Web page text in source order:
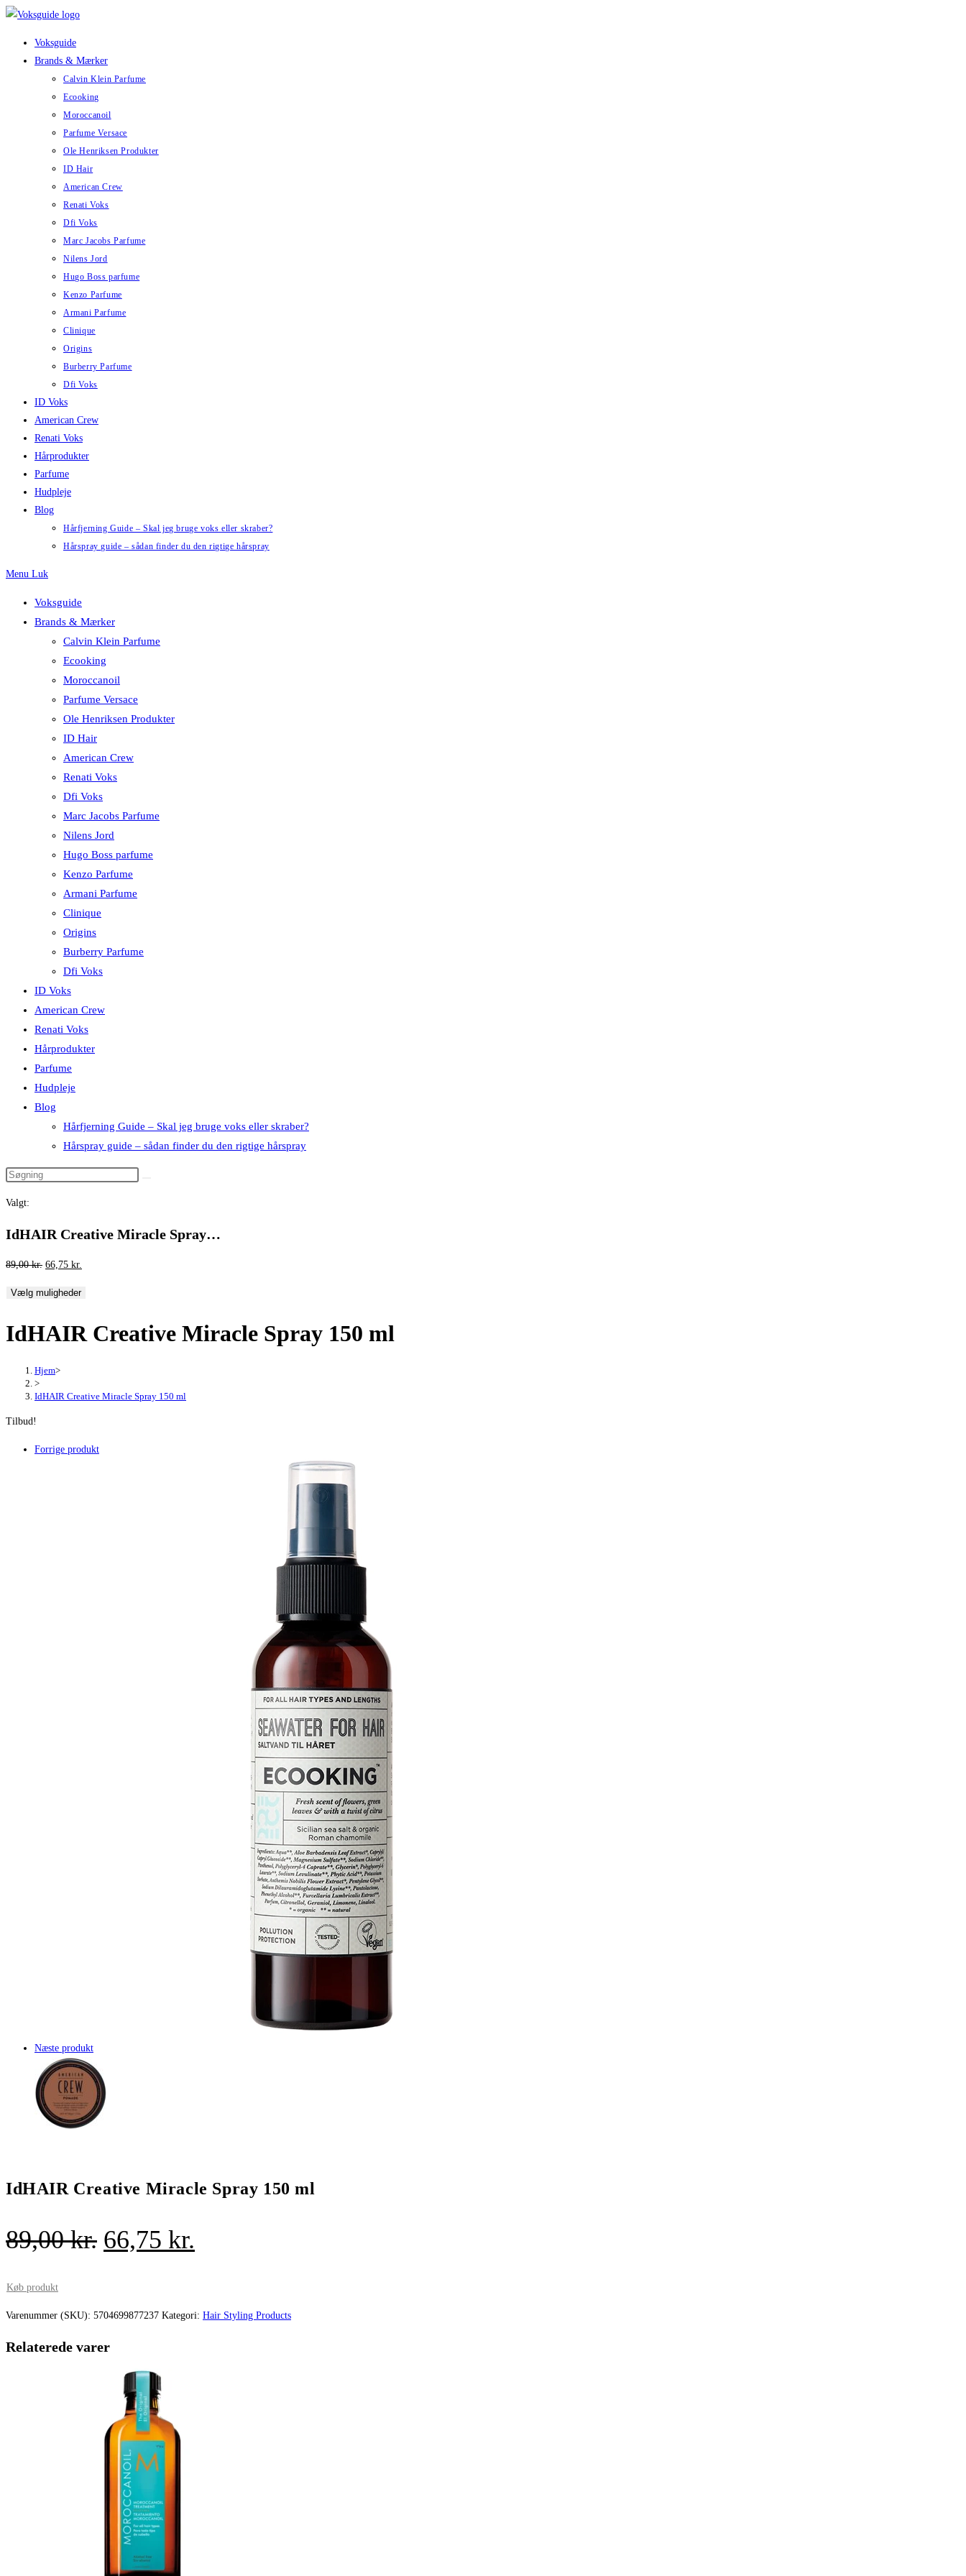
Skip
Voksguide
Brands & Mærker
Calvin Klein Parfume
Ecooking
Moroccanoil
Parfume Versace
Ole Henriksen Produkter
ID Hair
American Crew
Renati Voks
Dfi Voks
Marc Jacobs Parfume
Nilens Jord
Hugo Boss parfume
Kenzo Parfume
Armani Parfume
Clinique
Origins
Burberry Parfume
Dfi Voks
ID Voks
American Crew
Renati Voks
Hårprodukter
Parfume
Hudpleje
Blog
Hårfjerning Guide – Skal jeg bruge voks eller skraber?
Hårspray guide – sådan finder du den rigtige hårspray
Menu Luk
Voksguide
Brands & Mærker
Calvin Klein Parfume
Ecooking
Moroccanoil
Parfume Versace
Ole Henriksen Produkter
ID Hair
American Crew
Renati Voks
Dfi Voks
Marc Jacobs Parfume
Nilens Jord
Hugo Boss parfume
Kenzo Parfume
Armani Parfume
Clinique
Origins
Burberry Parfume
Dfi Voks
ID Voks
American Crew
Renati Voks
Hårprodukter
Parfume
Hudpleje
Blog
Hårfjerning Guide – Skal jeg bruge voks eller skraber?
Hårspray guide – sådan finder du den rigtige hårspray
Valgt:
IdHAIR Creative Miracle Spray…
89,00kr. Den
pris
89,00 kr..
66,75 kr.
66,75 kr..
Vælg muligheder
IdHAIR Creative Miracle Spray 150 ml
Hjem>
>
IdHAIR Creative Miracle Spray 150 ml
Tilbud!
Forrige produkt
Næste produkt
IdHAIR Creative Miracle Spray 150 ml
89,00kr. Den
var:
89,00 kr..
66,75 kr.
er:
Køb produkt
Varenummer (SKU): 5704699877237 Kategori: Hair Styling Products
Relaterede varer